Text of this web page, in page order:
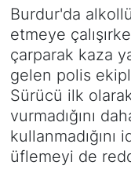
Burdur'da
etmeye
çarparak kaza
gelen polis
Sürücü ilk
vurmadığını
üflemeyi de
KÜLTÜR -
MAGAZİN
SAĞLIK
Siyaset
Tüm
Son Dakika
Haber Arşivi